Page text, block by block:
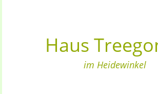
Haus
im Heidewinkel